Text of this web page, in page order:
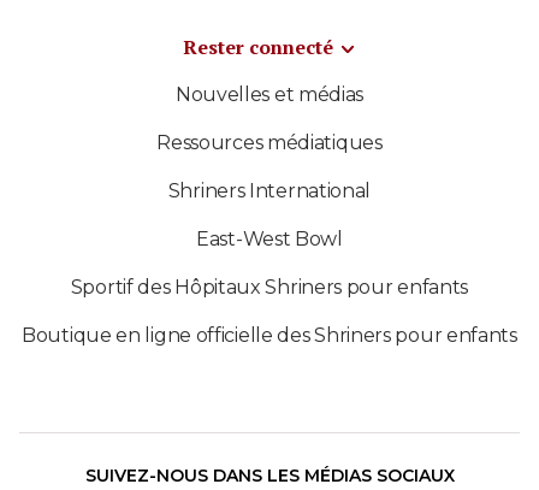
Rester connecté
Nouvelles et médias
Ressources médiatiques
Shriners International
East-West Bowl
Sportif des Hôpitaux Shriners pour enfants
Boutique en ligne officielle des Shriners pour enfants
SUIVEZ-NOUS DANS LES MÉDIAS SOCIAUX